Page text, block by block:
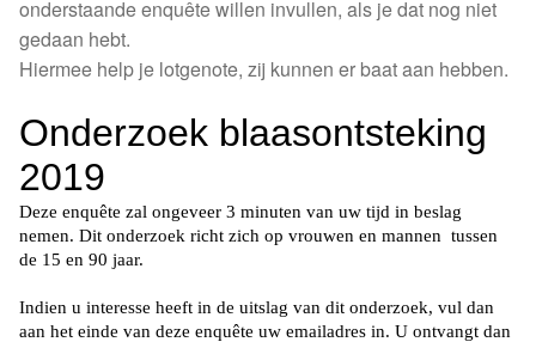
Blogs |
Chefs
Buchu shops
Buchu.de
onderstaande enquête willen invullen, als je dat nog niet
gedaan hebt.
Hiermee help je lotgenote, zij kunnen er baat aan hebben.